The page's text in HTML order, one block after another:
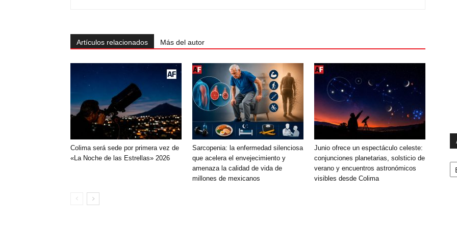
Artículos relacionados Más del autor
Colima será sede por primera vez de
«La Noche de las Estrellas» 2026
Sarcopenia: la enfermedad silenciosa
que acelera el envejecimiento y
amenaza la calidad de vida de
millones de mexicanos
Junio ofrece un espectáculo celeste:
conjunciones planetarias, solsticio de
verano y encuentros astronómicos
visibles desde Colima